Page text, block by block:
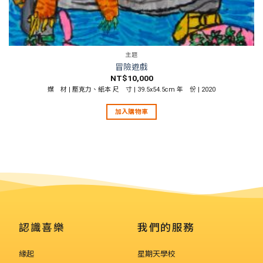
主題
冒險遊戲
NT$10,000
媒 材 | 壓克力、紙本 尺 寸 | 39.5x54.5cm 年 份 | 2020
加入購物車
認識喜樂
緣起
我們的服務
星期天學校